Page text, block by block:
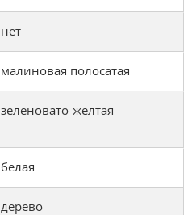
нет
малиновая полосатая
зеленовато-желтая
белая
дерево